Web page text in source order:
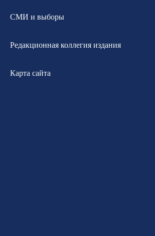
СМИ и выборы
Редакционная коллегия издания
Карта сайта